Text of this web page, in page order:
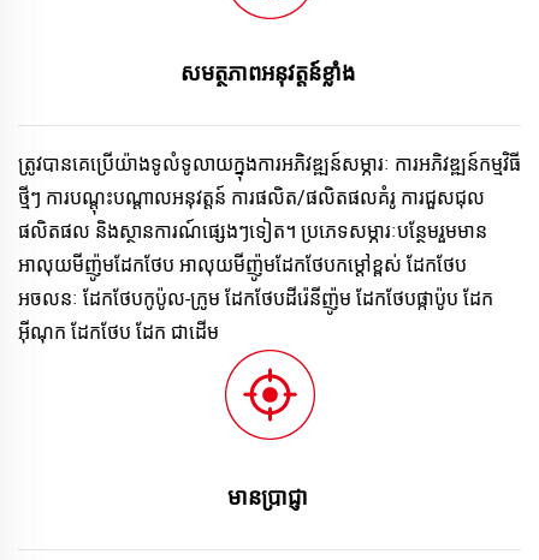
សមត្ថភាពអនុវត្តន៍ខ្លាំង
ត្រូវបានគេប្រើយ៉ាងទូលំទូលាយក្នុងការអភិវឌ្ឍន៍សម្ភារៈ ការអភិវឌ្ឍន៍កម្មវិធី
ថ្មីៗ ការបណ្តុះបណ្តាលអនុវត្តន៍ ការផលិត/ផលិតផលគំរូ ការជួសជុល
ផលិតផល និងស្ថានការណ៍ផ្សេងៗទៀត។ ប្រភេទសម្ភារៈបន្ថែមរួមមាន
អាលុយមីញ៉ូមដែកថែប អាលុយមីញ៉ូមដែកថែបកម្តៅខ្ពស់ ដែកថែប
អចលនៈ ដែកថែបកូប៉ូល-ក្រូម ដែកថែបដីរ៉េនីញ៉ូម ដែកថែបផ្កាប៉ូប ដែក
អ៊ីណុក ដែកថែប ដែក ជាដើម
មានប្រាជ្ញា